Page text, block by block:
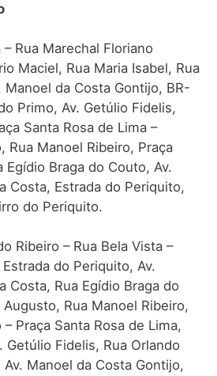
Rua Marechal Floriano
Maciel, Rua Maria Isabel, Rua
Manoel da Costa Gontijo, BR-
Primo, Av. Getúlio Fidelis,
Santa Rosa de Lima –
Rua Manoel Ribeiro, Praça
Egídio Braga do Couto, Av.
Costa, Estrada do Periquito,
do Periquito.
Ribeiro – Rua Bela Vista –
do Periquito, Av.
Costa, Rua Egídio Braga do
Rua Manoel Ribeiro,
Praça Santa Rosa de Lima,
Getúlio Fidelis, Rua Orlando
Manoel da Costa Gontijo,